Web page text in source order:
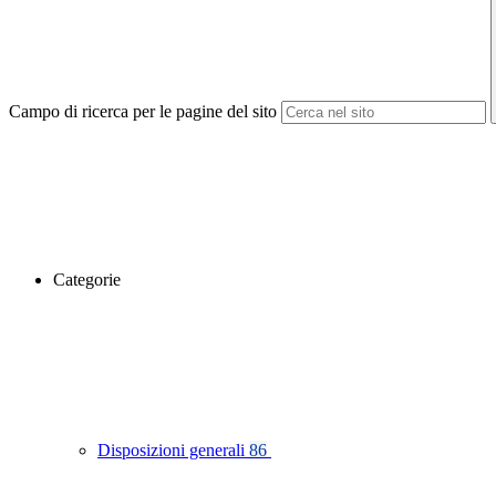
Campo di ricerca per le pagine del sito
Categorie
Disposizioni generali 86